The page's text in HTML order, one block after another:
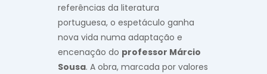
referências da literatura
portuguesa, o espetáculo ganha
nova vida numa adaptação e
encenação do professor Márcio
Sousa. A obra, marcada por valores